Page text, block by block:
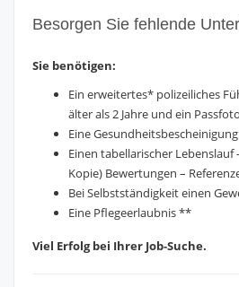
Besorgen Sie fehlende
Sie benötigen:
Ein erweitertes* polizeiliches
älter als 2 Jahre und ein Passfoto
Eine
Einen tabellarischer Lebenslauf
Kopie) Bewertungen –
Bei Selbstständigkeit einen
Eine Pflegeerlaubnis **
Viel Erfolg bei Ihrer Job-Suche.